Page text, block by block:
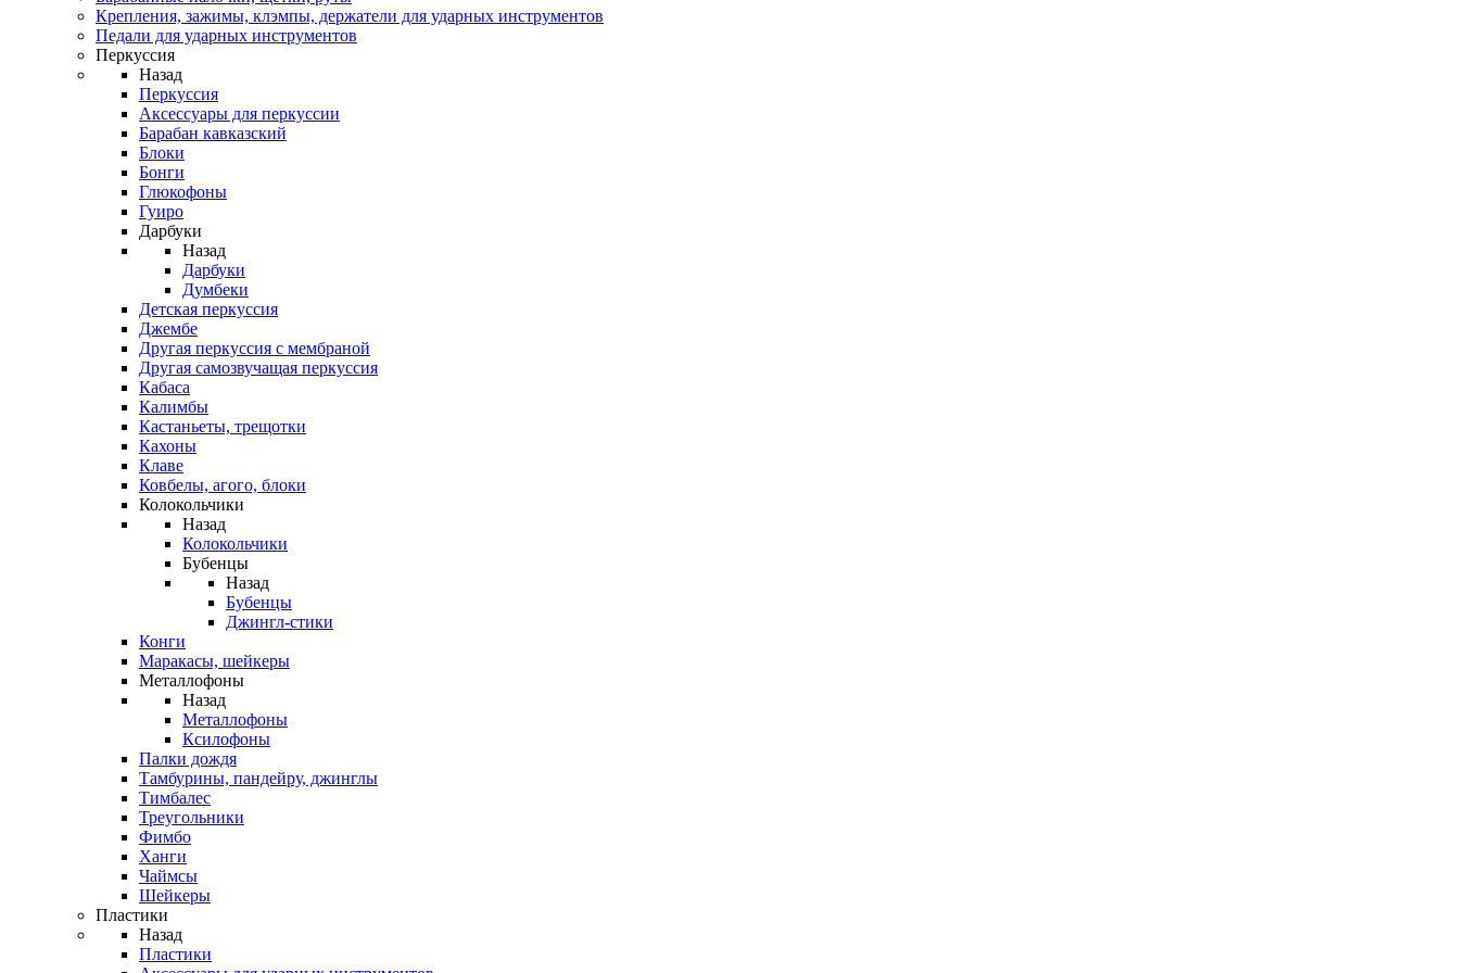
Крепления, зажимы, клэмпы, держатели для ударных инструментов
Педали для ударных инструментов
Перкуссия
Назад
Перкуссия
Аксессуары для перкуссии
Барабан кавказский
Блоки
Бонги
Глюкофоны
Гуиро
Дарбуки
Назад
Дарбуки
Думбеки
Детская перкуссия
Джембе
Другая перкуссия с мембраной
Другая самозвучащая перкуссия
Кабаса
Калимбы
Кастаньеты, трещотки
Кахоны
Клаве
Ковбелы, агого, блоки
Колокольчики
Назад
Колокольчики
Бубенцы
Назад
Бубенцы
Джингл-стики
Конги
Маракасы, шейкеры
Металлофоны
Назад
Металлофоны
Ксилофоны
Палки дождя
Тамбурины, пандейру, джинглы
Тимбалес
Треугольники
Фимбо
Ханги
Чаймсы
Шейкеры
Пластики
Назад
Пластики